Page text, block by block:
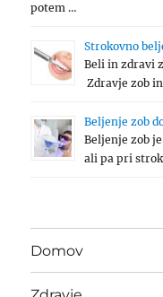
potem …
Strokovno
Beli in zdravi
Zdravje zob
Beljenje zob
Beljenje zob
ali pa pri
Domov